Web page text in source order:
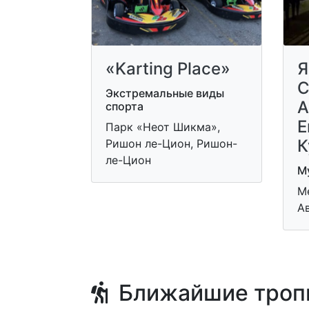
«Karting Place»
Экстремальные виды
спорта
Парк «Неот Шикма»,
Ришон ле-Цион, Ришон-
ле-Цион
Ближайшие